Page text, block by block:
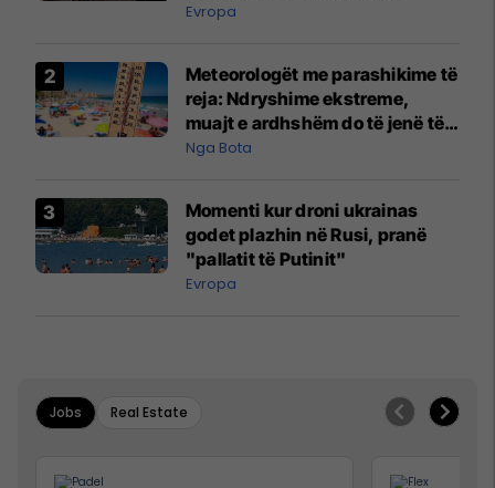
Evropa
Meteorologët me parashikime të
reja: Ndryshime ekstreme,
muajt e ardhshëm do të jenë të
pazakontë
Nga Bota
Momenti kur droni ukrainas
godet plazhin në Rusi, pranë
"pallatit të Putinit"
Evropa
Jobs Real Estate